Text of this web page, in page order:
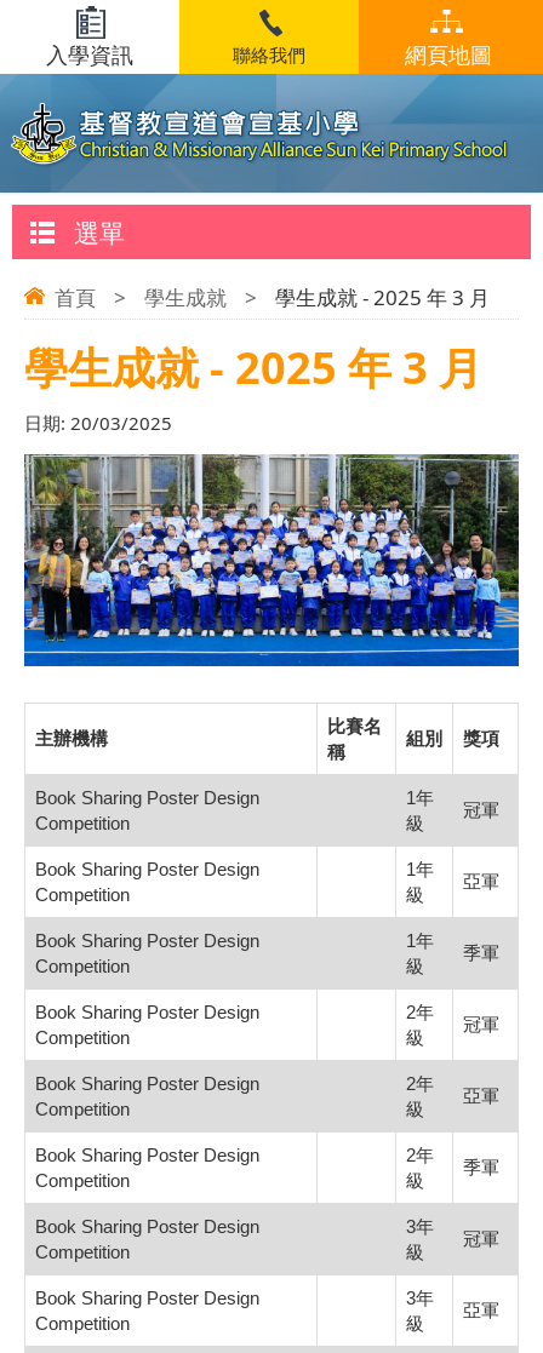
入學資訊 聯絡我們 網頁地圖
選單
首頁 > 學生成就 > 學生成就 - 2025 年 3 月
學生成就 - 2025 年 3 月
日期: 20/03/2025
主辦機構
比賽名
稱
組別 獎項
Book Sharing Poster Design
Competition
1年
級
冠軍
Book Sharing Poster Design
Competition
1年
級
亞軍
Book Sharing Poster Design
Competition
1年
級
季軍
Book Sharing Poster Design
Competition
2年
級
冠軍
Book Sharing Poster Design
Competition
2年
級
亞軍
Book Sharing Poster Design
Competition
2年
級
季軍
Book Sharing Poster Design
Competition
3年
級
冠軍
Book Sharing Poster Design
Competition
3年
級
亞軍